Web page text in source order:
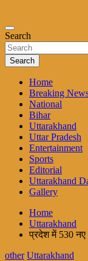
Search
Search
Home
Breaking
National
Bihar
Uttarakhand
Uttar Pradesh
Entertainment
Sports
Editorial
Uttarakhand
Gallery
Home
Uttarakhand
प्रदेश में 530 नए
other Uttarakhand